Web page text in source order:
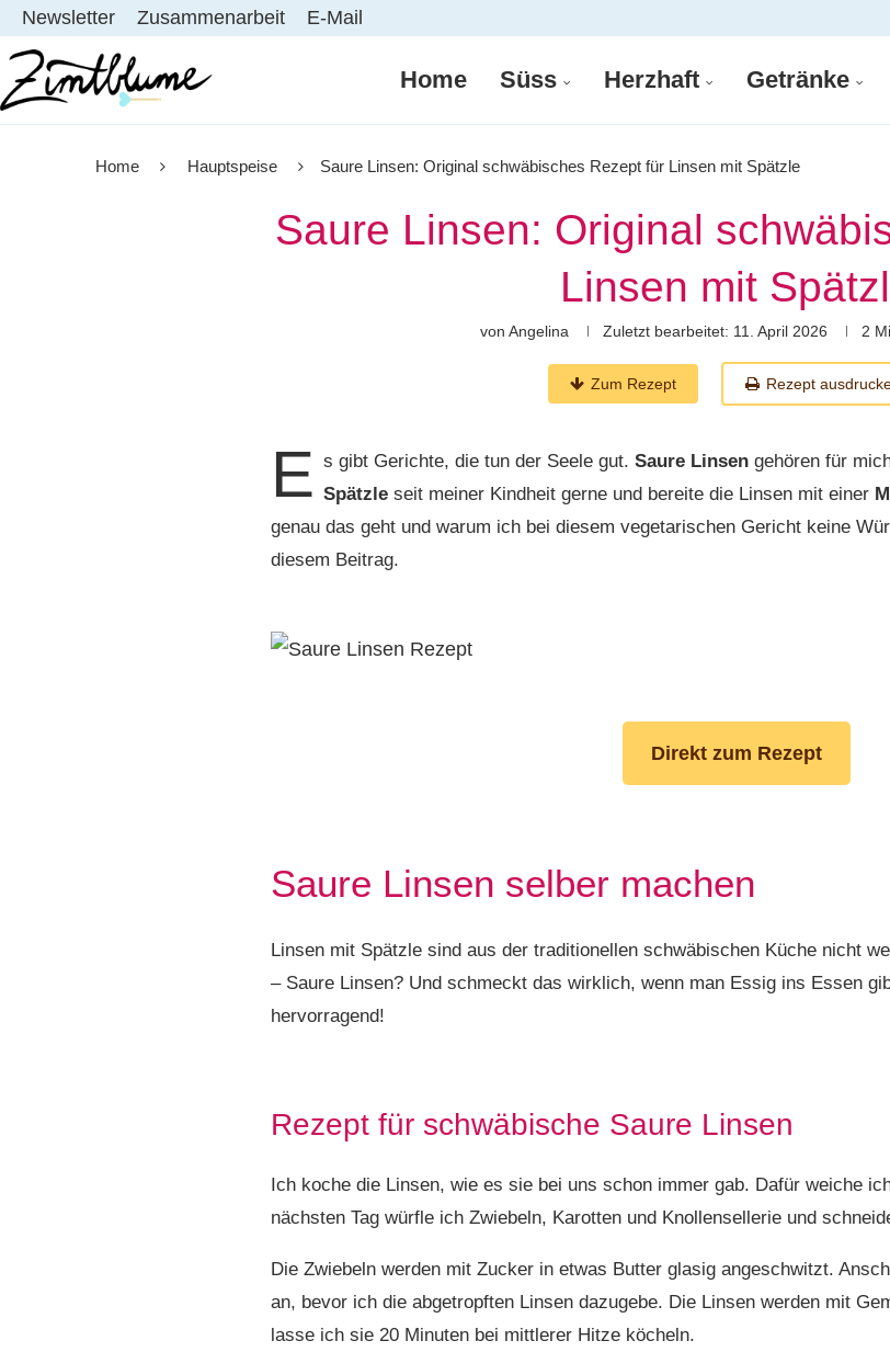
Newsletter Zusammenarbeit E-Mail
Home Süss Herzhaft Getränke
Home Hauptspeise Saure Linsen: Original schwäbisches Rezept für Linsen mit Spätzle
Saure Linsen: Original
Linsen mit
von Angelina Zuletzt bearbeitet: 11. April 2026 2
Zum Rezept Rezept
E s gibt Gerichte, die tun der Seele gut. Saure Linsen gehören für
Spätzle seit meiner Kindheit gerne und bereite die Linsen mit einer
genau das geht und warum ich bei diesem vegetarischen Gericht keine
diesem Beitrag.
Direkt zum Rezept
Saure Linsen selber machen
Linsen mit Spätzle sind aus der traditionellen schwäbischen Küche nicht
– Saure Linsen? Und schmeckt das wirklich, wenn man Essig ins Essen
hervorragend!
Rezept für schwäbische Saure Linsen
Ich koche die Linsen, wie es sie bei uns schon immer gab. Dafür weiche
nächsten Tag würfle ich Zwiebeln, Karotten und Knollensellerie und
Die Zwiebeln werden mit Zucker in etwas Butter glasig angeschwitzt.
an, bevor ich die abgetropften Linsen dazugebe. Die Linsen werden mit
lasse ich sie 20 Minuten bei mittlerer Hitze köcheln.